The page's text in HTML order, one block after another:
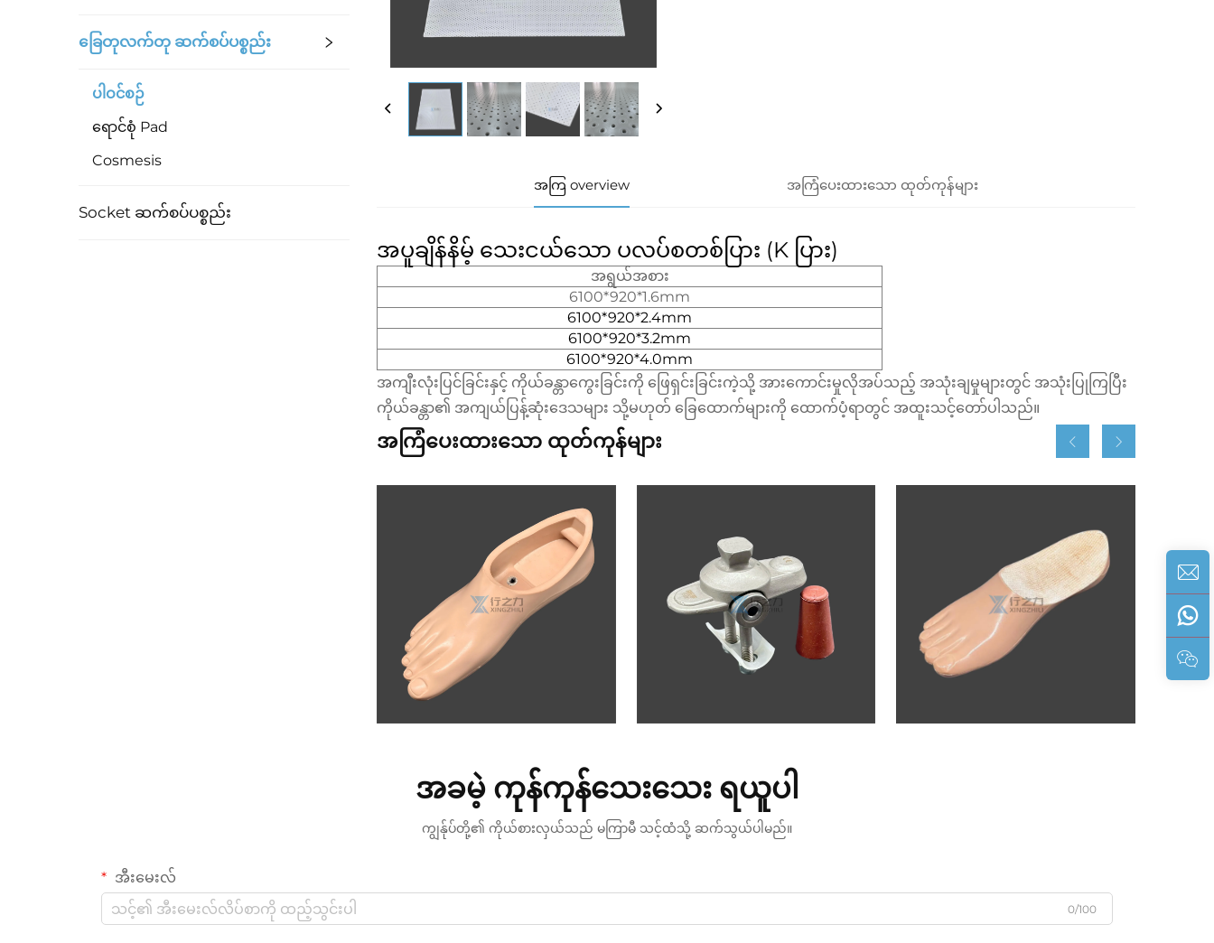
ခြေတုလက်တု ဆက်စပ်ပစ္စည်း
ပါဝင်စဉ်
ရောင်စုံ Pad
Cosmesis
Socket ဆက်စပ်ပစ္စည်း
အကြ overview အကြံပေးထားသော ထုတ်ကုန်များ
အပူချိန်နိမ့် သေးငယ်သော ပလပ်စတစ်ပြား (K ပြား)
အရွယ်အစား
6100*920*1.6mm
6100*920*2.4mm
6100*920*3.2mm
6100*920*4.0mm
အကျီးလုံးပြင်ခြင်းနှင့် ကိုယ်ခန္တာကွေးခြင်းကို ဖြေရှင်းခြင်းကဲ့သို့ အားကောင်းမှုလိုအပ်သည့် အသုံးချမှုများတွင် အသုံးပြုကြပြီး
ကိုယ်ခန္တာ၏ အကျယ်ပြန့်ဆုံးဒေသများ သို့မဟုတ် ခြေထောက်များကို ထောက်ပံ့ရာတွင် အထူးသင့်တော်ပါသည်။
အကြံပေးထားသော ထုတ်ကုန်များ
အခမဲ့ ကုန်ကုန်သေးသေး ရယူပါ
ကျွန်ုပ်တို့၏ ကိုယ်စားလှယ်သည် မကြာမီ သင့်ထံသို့ ဆက်သွယ်ပါမည်။
အီးမေးလ်
0/100